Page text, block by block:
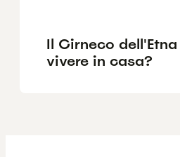
Il Cirneco
vivere in casa?